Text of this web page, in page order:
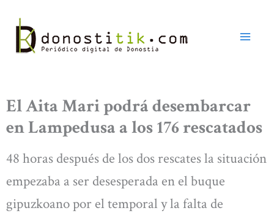
contenido
El Aita Mari podrá desembarcar
en Lampedusa a los 176 rescatados
48 horas después de los dos rescates la situación
empezaba a ser desesperada en el buque
gipuzkoano por el temporal y la falta de